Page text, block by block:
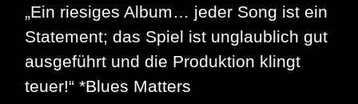
„Ein riesiges Album… jeder Song ist ein
Statement; das Spiel ist unglaublich gut
ausgeführt und die Produktion klingt
teuer!“ *Blues Matters